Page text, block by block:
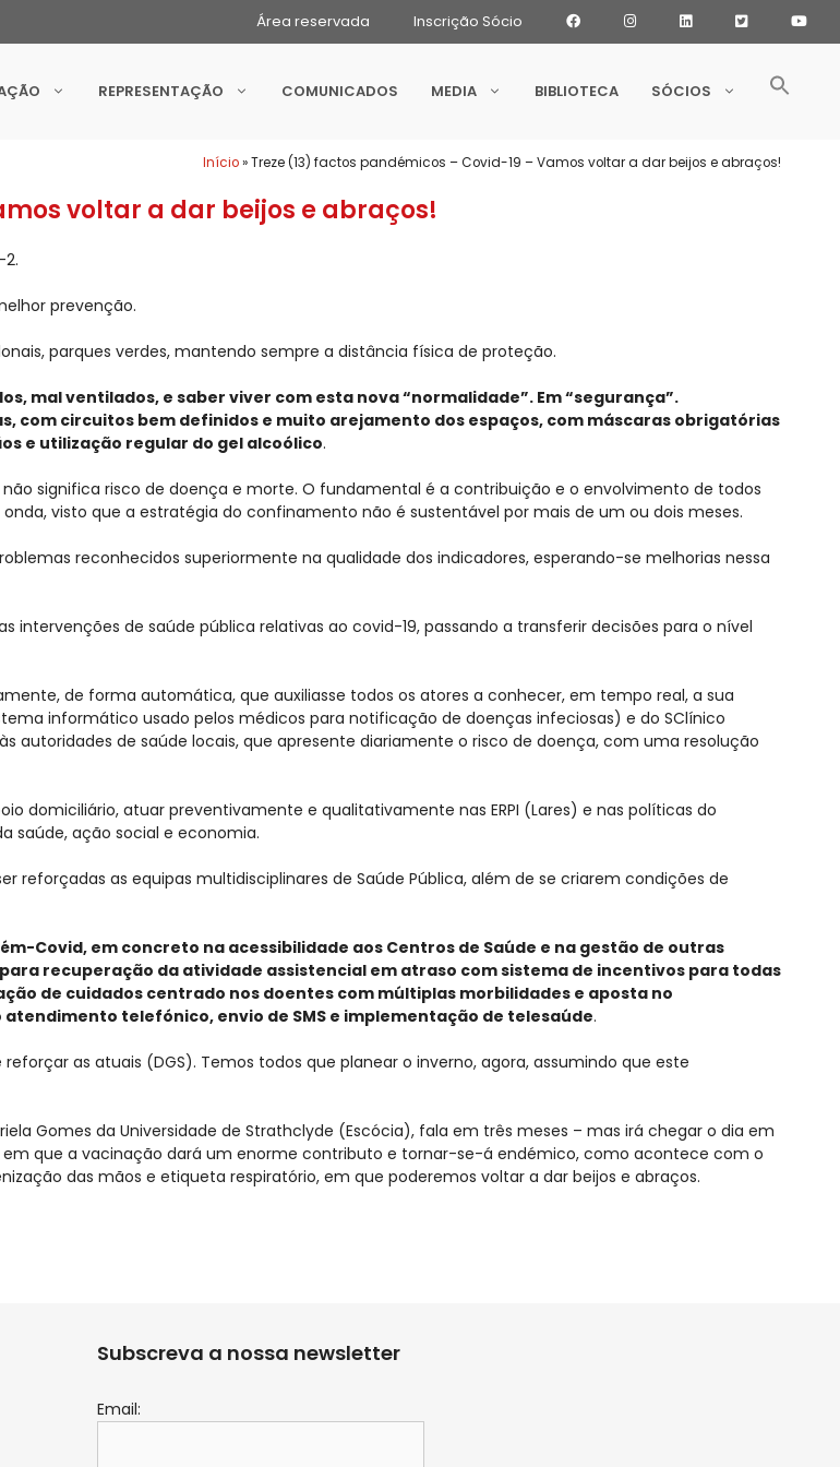
Área reservada Inscrição Sócio
REPRESENTAÇÃO COMUNICADOS MEDIA BIBLIOTECA SÓCIOS
Início»Treze (13) factos pandémicos – Covid-19 – Vamos voltar a dar beijos e abraços!
voltar a dar beijos e abraços!
prevenção.
parques verdes, mantendo sempre a distância física de proteção.
mal ventilados, e saber viver com esta nova “normalidade”. Em “segurança”.
com circuitos bem definidos e muito arejamento dos espaços, com máscaras obrigatórias
e utilização regular do gel alcoólico.
significa risco de doença e morte. O fundamental é a contribuição e o envolvimento de todos
visto que a estratégia do confinamento não é sustentável por mais de um ou dois meses.
reconhecidos superiormente na qualidade dos indicadores, esperando-se melhorias nessa
intervenções de saúde pública relativas ao covid-19, passando a transferir decisões para o nível
de forma automática, que auxiliasse todos os atores a conhecer, em tempo real, a sua
informático usado pelos médicos para notificação de doenças infeciosas) e do SClínico
autoridades de saúde locais, que apresente diariamente o risco de doença, com uma resolução
domiciliário, atuar preventivamente e qualitativamente nas ERPI (Lares) e nas políticas do
saúde, ação social e economia.
reforçadas as equipas multidisciplinares de Saúde Pública, além de se criarem condições de
Covid, em concreto na acessibilidade aos Centros de Saúde e na gestão de outras
recuperação da atividade assistencial em atraso com sistema de incentivos para todas
de cuidados centrado nos doentes com múltiplas morbilidades e aposta no
telefónico, envio de SMS e implementação de telesaúde.
as atuais (DGS). Temos todos que planear o inverno, agora, assumindo que este
Gomes da Universidade de Strathclyde (Escócia), fala em três meses – mas irá chegar o dia em
em que a vacinação dará um enorme contributo e tornar-se-á endémico, como acontece com o
das mãos e etiqueta respiratório, em que poderemos voltar a dar beijos e abraços.
Subscreva a nossa newsletter
Email: